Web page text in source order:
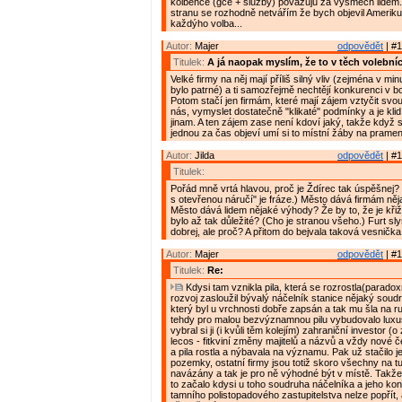
stranu se rozhodně netvářím že bych objevil
každýho volba...
odpovědět |
Autor: Majer
Titulek: A já naopak myslím, že to v těch
Velké firmy na něj mají příliš silný vliv (zejména v
bylo patrné) a ti samozřejmě nechtějí konkurenci v
Potom stačí jen firmám, které mají zájem vztyčit
nás, vymyslet dostatečně "klikaté" podmínky a je
jinam. A ten zájem zase není kdoví jaký, takže když
jednou za čas objeví umí si to místní žáby na
odpovědět |
Autor: Jilda
Titulek:
Pořád mně vrtá hlavou, proč je Ždírec tak
s otevřenou náručí" je fráze.) Město dává firmám
Město dává lidem nějaké výhody? Že by to, že je
bylo až tak důležité? (Cho je stranou všeho.) Furt
dobrej, ale proč? A přitom do bejvala taková
odpovědět |
Autor: Majer
Titulek: Re:
Kdysi tam vznikla pila, která se
rozvoj zasloužil bývalý náčelník stanice nějaký
který byl u vrchnosti dobře zapsán a tak mu šla na
tehdy pro malou bezvýznamnou pilu vybudovalo
vybral si ji (i kvůli těm kolejím) zahraniční investor (o
lecos - fitkviní změny majitelů a názvů a vždy nové
a pila rostla a nýbavala na významu. Pak už stačilo
pozemky, ostatní firmy jsou totiž skoro všechny na
navázány a tak je pro ně výhodné být v místě.
to začalo kdysi u toho soudruha náčelníka a jeho
tamního polistopadového zastupitelstva nelze popřít,